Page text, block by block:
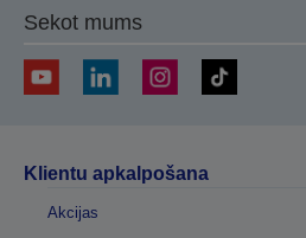
Sekot mums
Klientu apkalpošana
Akcijas